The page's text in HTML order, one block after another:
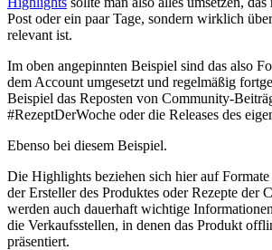
Post oder ein paar Tage, sondern wirklich
relevant ist.
Im oben angepinnten Beispiel sind das also
dem Account umgesetzt und regelmäßig
Beispiel das Reposten von Community-
#RezeptDerWoche oder die Releases des
Ebenso bei diesem Beispiel.
Die Highlights beziehen sich hier auf
der Ersteller des Produktes oder Rezepte der
werden auch dauerhaft wichtige
die Verkaufsstellen, in denen das Produkt
präsentiert.